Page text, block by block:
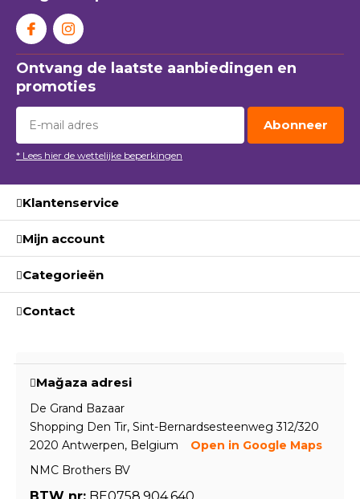
Ontvang de laatste aanbiedingen en
promoties
Abonneer
* Lees hier de wettelijke beperkingen
Klantenservice
Mijn account
Categorieën
Contact
Mağaza adresi
De Grand Bazaar
Shopping Den Tir, Sint-Bernardsesteenweg 312/320
2020 Antwerpen, Belgium
Open in Google Maps
NMC Brothers BV